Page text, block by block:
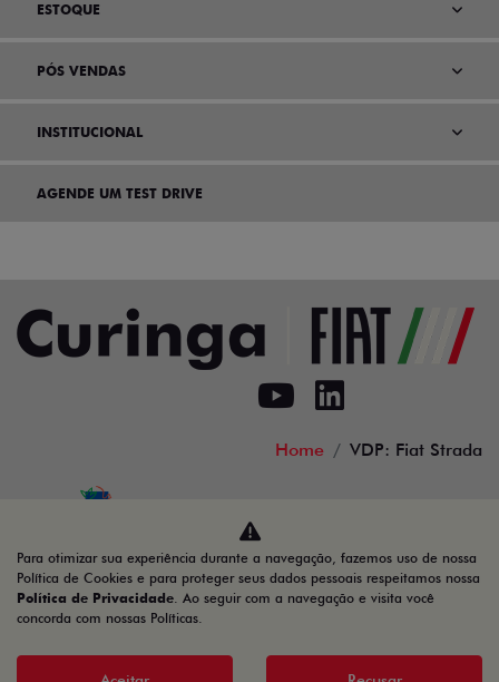
ESTOQUE
PÓS VENDAS
INSTITUCIONAL
AGENDE UM TEST DRIVE
Home VDP: Fiat Strada
02.692.394/0001-11
Para otimizar sua experiência durante a navegação, fazemos uso de nossa
Política de Cookies e para proteger seus dados pessoais respeitamos nossa
Política de Privacidade. Ao seguir com a navegação e visita você
concorda com nossas Políticas.